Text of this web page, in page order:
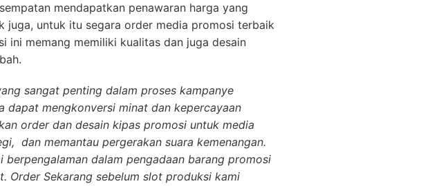
mendapatkan penawaran harga yang
juga, untuk itu segara order media promosi terbaik
ini memang memiliki kualitas dan juga desain
sangat penting dalam proses kampanye
dapat mengkonversi minat dan kepercayaan
order dan desain kipas promosi untuk media
dan memantau pergerakan suara kemenangan.
dalam pengadaan barang promosi
Order Sekarang sebelum slot produksi kami